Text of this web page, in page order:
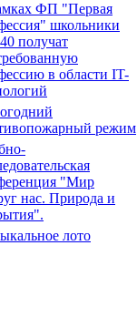
ФП "Первая
школьники
получат
в области IT-
режим
"Мир
нас. Природа и
лото